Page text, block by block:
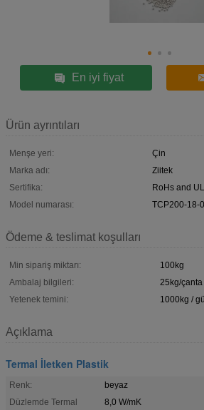
En iyi fiyat
Ürün ayrıntıları
Menşe yeri:
Çin
Marka adı:
Ziitek
Sertifika:
RoHs and UL
Model numarası:
TCP200-18-
Ödeme & teslimat koşulları
Min sipariş miktarı:
100kg
Ambalaj bilgileri:
25kg/çanta
Yetenek temini:
1000kg /
Açıklama
Termal İletken Plastik
Renk:
beyaz
Düzlemde Termal
8,0 W/mK